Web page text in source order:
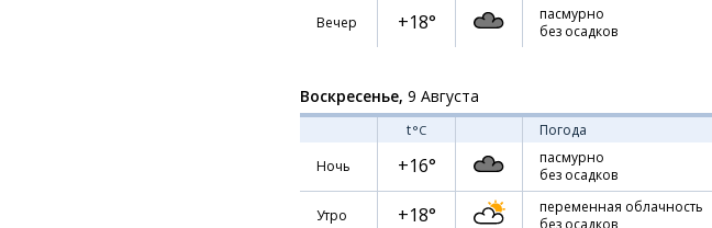
Вечер +18°
пасмурно
без осадков
Воскресенье, 9 Августа
t°C Погода
Ночь
+16°
пасмурно
без осадков
Утро +18°
переменная облачность
без осадков